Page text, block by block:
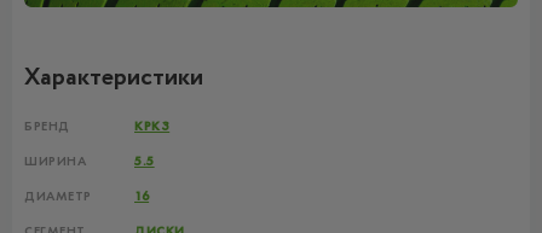
Характеристики
БРЕНД КРКЗ
ШИРИНА 5.5
ДИАМЕТР 16